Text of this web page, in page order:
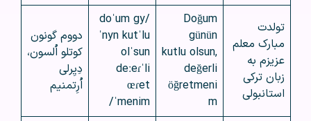
تولدت
مبارک معلم
عزیزم به
زبان ترکی
استانبولی
Doğum
günün
kutlu olsun,
değerli
öğretmeni
m
/doˈum gy
ˈnyn kutˈlu
olˈsun
deːeɾˈli
œɾet
ˈmenim/
دووم گونون
کوتلو اُلسون،
دِیِرلی
اُرِتمنیم